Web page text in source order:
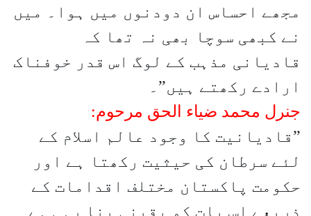
مجھے احساس ان دودنوں میں ہوا۔ میں
نے کبھی سوچا بھی نہ تھا کہ
قادیانی مذہب کے لوگ اس قدر خوفناک
ارادے رکھتے ہیں”۔
جنرل محمد ضیاء الحق مرحوم:
”قادیانیت کا وجود عالم اسلام کے
لئے سرطان کی حیثیت رکھتا ہے اور
حکومت پاکستان مختلف اقدامات کے
ذریعے اس بات کو یقینی بنا رہی ہے